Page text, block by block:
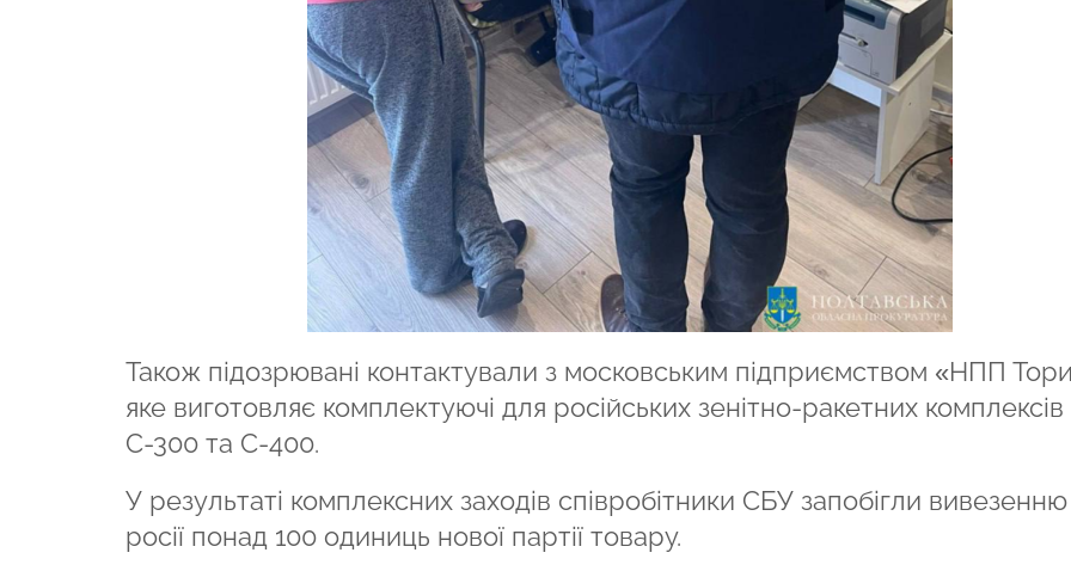
Також підозрювані контактували з московським підприємством «НПП
яке виготовляє комплектуючі для російських зенітно-ракетних комплексів
С-300 та С-400.
У результаті комплексних заходів співробітники СБУ запобігли
росії понад 100 одиниць нової партії товару.